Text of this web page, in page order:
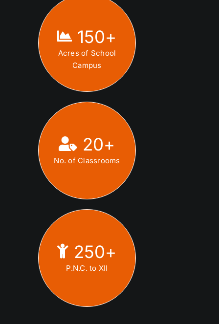
150+
Acres of School
Campus
20+
No. of Classrooms
250+
P.N.C. to XII